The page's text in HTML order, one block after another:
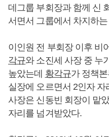
데그룹 부회장과 함께 신
서면서 그룹에서 차지하
이인원 전 부회장 이후 비
각규와 소진세 사장 중 누
높았는데 황각규가 정책
실장에 오르면서 2인자
사장은 신동빈 회장이 맡
자리를 넘겨받았다.